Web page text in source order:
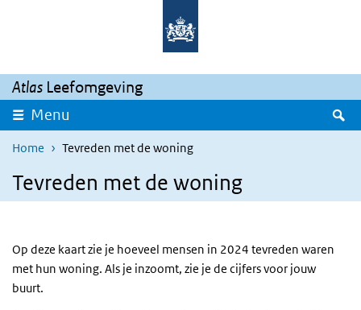
Overslaan en naar de inhoud gaan
Atlas Leefomgeving
Menu
Home Tevreden met de woning
Tevreden met de woning
Op deze kaart zie je hoeveel mensen in 2024 tevreden waren
met hun woning. Als je inzoomt, zie je de cijfers voor jouw
buurt.